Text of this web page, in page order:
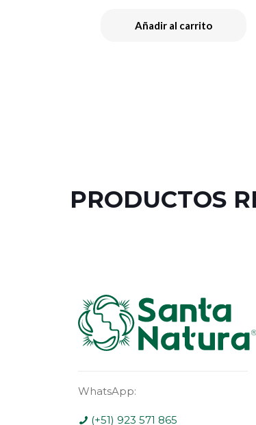
Añadir al carrito
PRODUCTOS
WhatsApp:
(+51) 923 571 865